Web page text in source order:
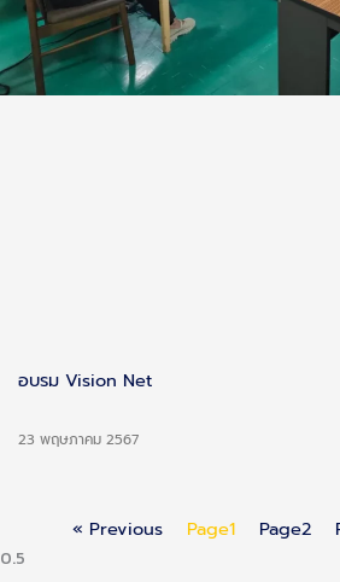
อบรม Vision Net
23 พฤษภาคม 2567
« Previous Page1 Page2